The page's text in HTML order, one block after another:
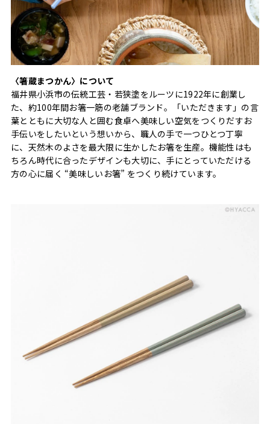
〈箸蔵まつかん〉について
福井県小浜市の伝統工芸・若狭塗をルーツに1922年に創業し
た、約100年間お箸一筋の老舗ブランド。「いただきます」の言
葉とともに大切な人と囲む食卓へ美味しい空気をつくりだすお
手伝いをしたいという想いから、職人の手で一つひとつ丁寧
に、天然木のよさを最大限に生かしたお箸を生産。機能性はも
ちろん時代に合ったデザインも大切に、手にとっていただける
方の心に届く “美味しいお箸” をつくり続けています。